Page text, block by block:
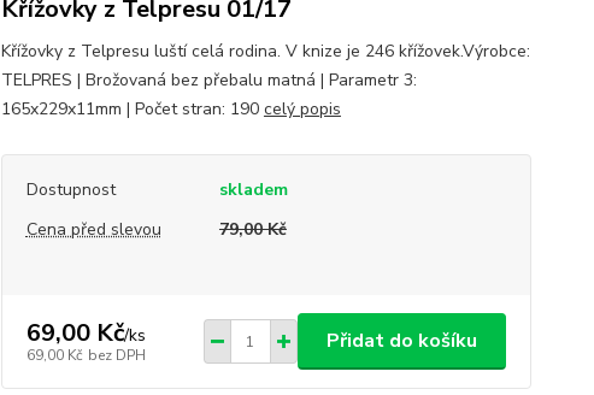
Křížovky z Telpresu 01/17
Křížovky z Telpresu luští celá rodina. V knize je 246 křížovek.Výrobce:
TELPRES | Brožovaná bez přebalu matná | Parametr 3:
165x229x11mm | Počet stran: 190 celý popis
Dostupnost
skladem
Cena před slevou
79,00 Kč
69,00 Kč/ks
69,00 Kč bez DPH
Přidat do košíku